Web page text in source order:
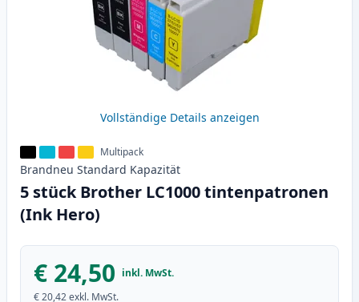
Vollständige Details anzeigen
Multipack
Brandneu Standard Kapazität
5 stück Brother LC1000 tintenpatronen
(Ink Hero)
€ 24,50 inkl. MwSt.
€ 20,42exkl. MwSt.